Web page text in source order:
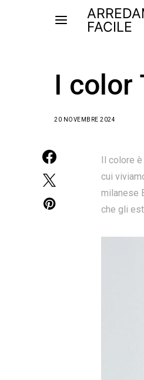
FACILE
I color
20 NOVEMBRE 2024
Il colore
cui
milanese
che gli